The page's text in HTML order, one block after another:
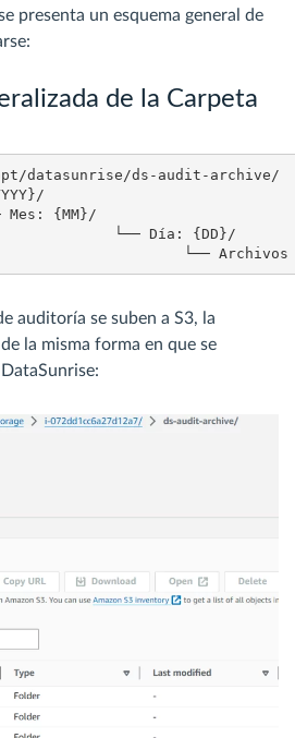
presenta un esquema general de
de la Carpeta
datasunrise/ds-audit-archive/
auditoría se suben a S3, la
la misma forma en que se